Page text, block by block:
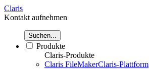
Claris
Kontakt aufnehmen
Suchen...
Produkte
Claris-Produkte
Claris FileMakerClaris-Plattform